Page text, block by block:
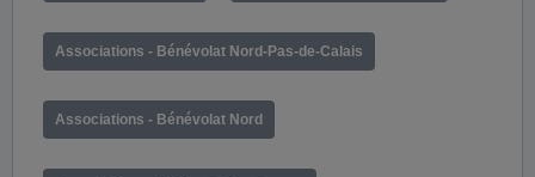
Associations - Bénévolat Nord-Pas-de-Calais
Associations - Bénévolat Nord